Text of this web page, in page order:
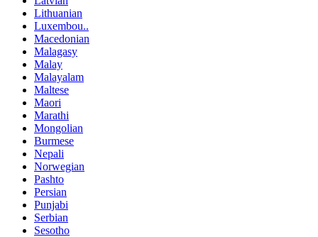
Lithuanian
Luxembou..
Macedonian
Malagasy
Malay
Malayalam
Maltese
Maori
Marathi
Mongolian
Burmese
Nepali
Norwegian
Pashto
Persian
Punjabi
Serbian
Sesotho